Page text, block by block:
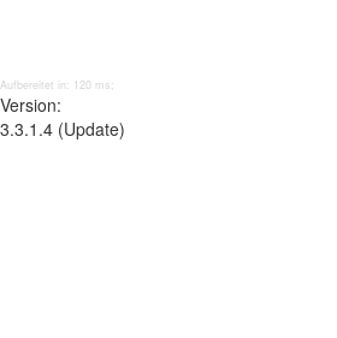
Aufbereitet in: 120 ms;
Version:
3.3.1.4 (Update)